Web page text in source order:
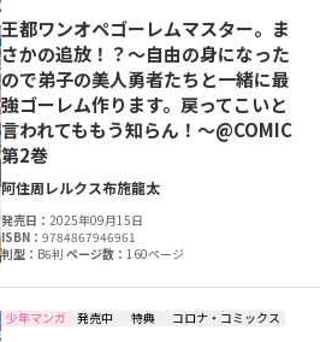
王都ワンオペゴーレムマスター。ま
さかの追放！？～自由の身になった
ので弟子の美人勇者たちと一緒に最
強ゴーレム作ります。戻ってこいと
言われてももう知らん！～@COMIC
第2巻
阿住周レルクス布施龍太
発売日：2025年09月15日
ISBN：9784867946961
判型： B6判ページ数：160ページ
少年マンガ 発売中 特典 コロナ・コミックス